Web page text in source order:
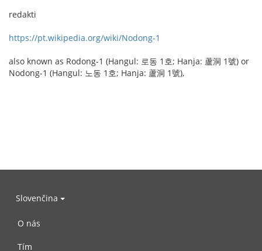
redakti
https://pt.wikipedia.org/wiki/Nodong-1
also known as Rodong-1 (Hangul: 로동 1호; Hanja: 蘆洞 1號) or
Nodong-1 (Hangul: 노동 1호; Hanja: 蘆洞 1號),
Slovenčina
O nás
Tím